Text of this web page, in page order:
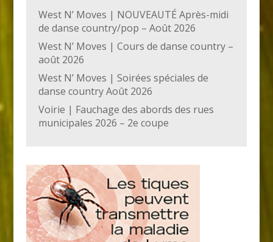
West N’ Moves | NOUVEAUTÉ Après-midi
de danse country/pop – Août 2026
West N’ Moves | Cours de danse country –
août 2026
West N’ Moves | Soirées spéciales de
danse country Août 2026
Voirie | Fauchage des abords des rues
municipales 2026 – 2e coupe